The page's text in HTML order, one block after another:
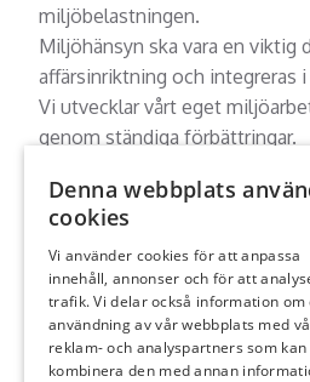
miljöbelastningen.
Miljöhänsyn ska vara en viktig
affärsinriktning och integreras
Vi utvecklar vårt eget
genom ständiga förbättringar.
Alla medarbetare är i sitt
att miljöpolicyn följs.
Våra
Denna webbplats
cookies
Vi använder cookies för att anpassa
innehåll, annonser och för att
trafik. Vi delar också information om
användning av vår webbplats med
reklam- och analyspartners som kan
kombinera den med annan